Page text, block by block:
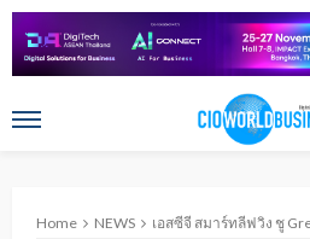
Home NEWS เอสซีจี สมาร์ทลีฟวิง ชู